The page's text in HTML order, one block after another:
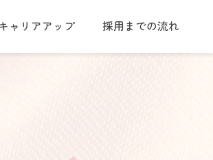
キャリアアップ 採用までの流れ